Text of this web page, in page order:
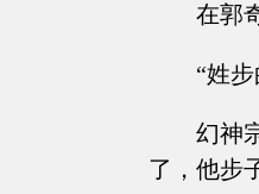
在郭
“姓
幻神
了，他步